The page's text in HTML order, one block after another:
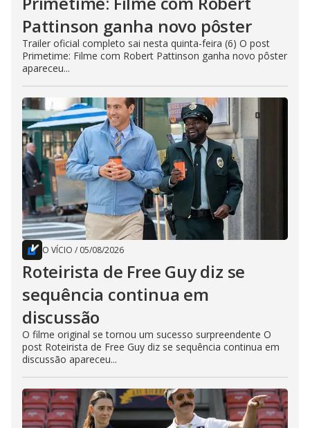
Pattinson ganha novo pôster
Trailer oficial completo sai nesta quinta-feira (6) O post
Primetime: Filme com Robert Pattinson ganha novo pôster
apareceu...
O VÍCIO / 05/08/2026
Roteirista de Free Guy diz se
sequência continua em
discussão
O filme original se tornou um sucesso surpreendente O
post Roteirista de Free Guy diz se sequência continua em
discussão apareceu...